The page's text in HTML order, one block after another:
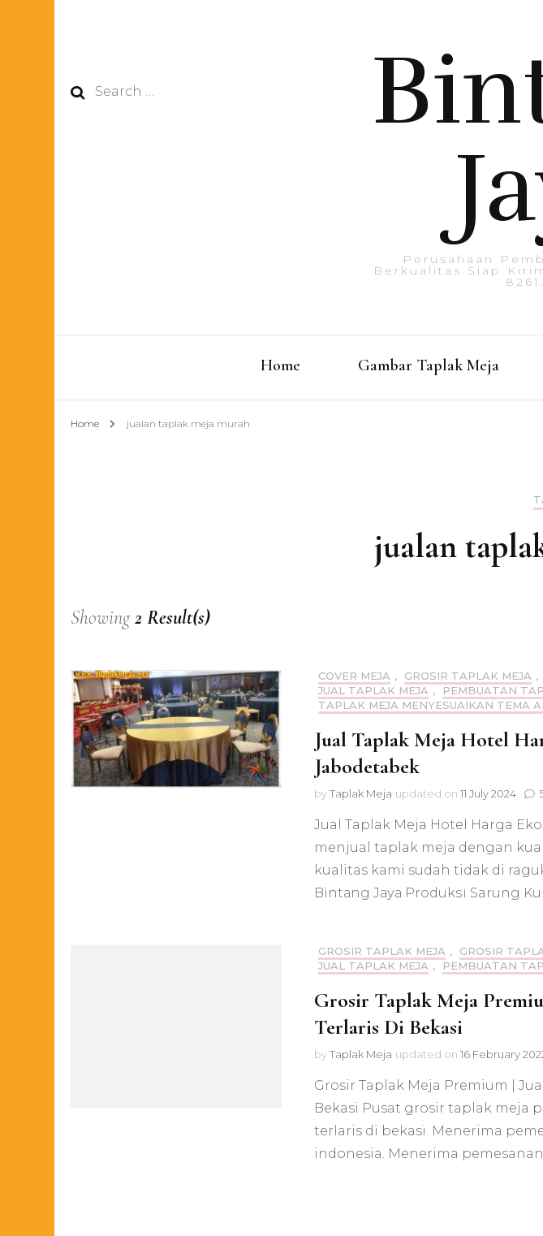
Search
Perusahaan
Berkualitas Siap
Home Gambar Taplak Meja
Home jualan taplak meja murah
jualan
Showing2 Result(s)
COVER MEJA , GROSIR TAPLAK MEJA ,
JUAL TAPLAK MEJA , PEMBUATAN
TAPLAK MEJA MENYESUAIKAN TEMA
Jual Taplak Meja Hotel
Jabodetabek
byTaplak Meja updated on 11 July 2024
Jual Taplak Meja Hotel Harga
menjual taplak meja dengan
kualitas kami sudah tidak di
Bіntаng Jауа Prоdukѕі Sarung
GROSIR TAPLAK MEJA , GROSIR
JUAL TAPLAK MEJA , PEMBUATAN
Grosir Taplak Meja
Terlaris Di Bekasi
byTaplak Meja updated on 16 February
Grosir Taplak Meja Premium |
Bekasi Pusat grosir taplak meja
terlaris di bekasi. Menerima
indonesia. Menerima